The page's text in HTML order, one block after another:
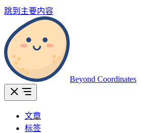
跳到主要内容
Beyond Coordinates
文章
标签